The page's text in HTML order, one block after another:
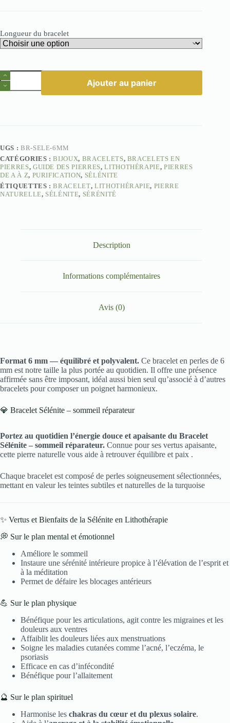
Longueur du bracelet
quantité
de
Bracelet
Ajouter au panier
UGS : BR-SELE-6MM
CATÉGORIES :BIJOUX, BRACELETS, BRACELETS EN
PIERRES, GUIDE DES PIERRES,LITHOTHÉRAPIE,PIERRES
DE A À Z, PURIFICATION, SÉLÉNITE
ÉTIQUETTES :BRACELET, LITHOTHÉRAPIE, PIERRE
NATURELLE, SÉLÉNITE, SÉRÉNITÉ
Description
Informations complémentaires
Avis (0)
Format 6 mm — équilibré et polyvalent. Ce bracelet en perles de 6
mm est notre taille la plus portée au quotidien. Il offre une présence
affirmée sans être imposant, idéal aussi bien seul qu’associé à d’autres
bracelets pour composer un poignet harmonieux.
💎 Bracelet Sélénite – sommeil réparateur
Portez au quotidien l’énergie douce et apaisante du Bracelet
Sélénite – sommeil réparateur. Connue pour ses vertus apaisante,
cette pierre naturelle vous aide à retrouver équilibre et paix .
Chaque bracelet est composé de perles soigneusement sélectionnées,
mettant en valeur les teintes subtiles et naturelles de la turquoise
✨ Vertus et Bienfaits de la Sélénite en Lithothérapie
💭 Sur le plan mental et émotionnel
Améliore le sommeil
Instaure une sérénité intérieure propice à l’élévation de l’esprit et
à la méditation
Permet de défaire les blocages antérieurs
💪 Sur le plan physique
Bénéfique pour les articulations, agit contre les migraines et les
douleurs aux ventres
Affaiblit les douleurs liées aux menstruations
Soigne les maladies cutanées comme l’acné, l’eczéma, le
psoriasis
Efficace en cas d’infécondité
Bénéfique pour l’allaitement
🔮 Sur le plan spirituel
Harmonise les chakras du cœur et du plexus solaire.